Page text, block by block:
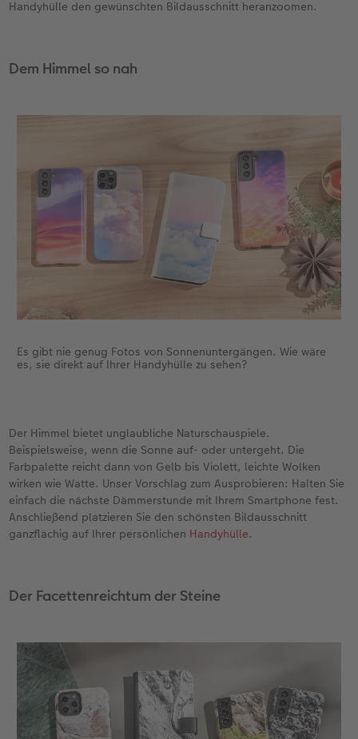
Handyhülle den gewünschten Bildausschnitt heranzoomen.
Dem Himmel so nah
Es gibt nie genug Fotos von Sonnenuntergängen. Wie wäre
es, sie direkt auf Ihrer Handyhülle zu sehen?
Der Himmel bietet unglaubliche Naturschauspiele.
Beispielsweise, wenn die Sonne auf- oder untergeht. Die
Farbpalette reicht dann von Gelb bis Violett, leichte Wolken
wirken wie Watte. Unser Vorschlag zum Ausprobieren: Halten Sie
einfach die nächste Dämmerstunde mit Ihrem Smartphone fest.
Anschließend platzieren Sie den schönsten Bildausschnitt
ganzflächig auf Ihrer persönlichen Handyhülle.
Der Facettenreichtum der Steine